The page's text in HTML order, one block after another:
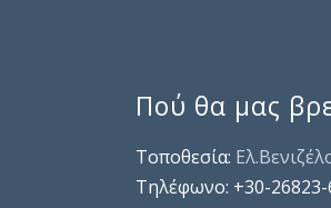
Πού θα μας
Τοποθεσία:
Τηλέφωνo: +30-